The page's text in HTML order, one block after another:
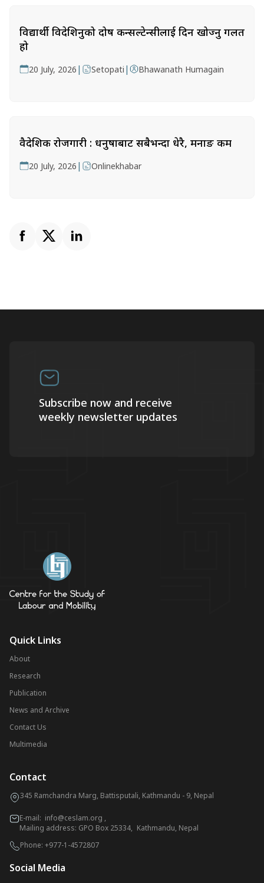
विद्यार्थी विदेशिनुको दोष कन्सल्टेन्सीलाई दिन खोज्नु गलत
हो
20 July, 2026 | Setopati | Bhawanath Humagain
वैदेशिक रोजगारी : धनुषाबाट सबैभन्दा धेरै, मनाङ कम
20 July, 2026 | Onlinekhabar
Subscribe now and receive
weekly newsletter updates
Quick Links
About
Research
Publication
News and Archive
Contact Us
Multimedia
Contact
345 Ramchandra Marg, Battisputali, Kathmandu - 9, Nepal
E-mail: info@ceslam.org ,
Mailing address: GPO Box 25334, Kathmandu, Nepal
Phone: +977-1-4572807
Social Media